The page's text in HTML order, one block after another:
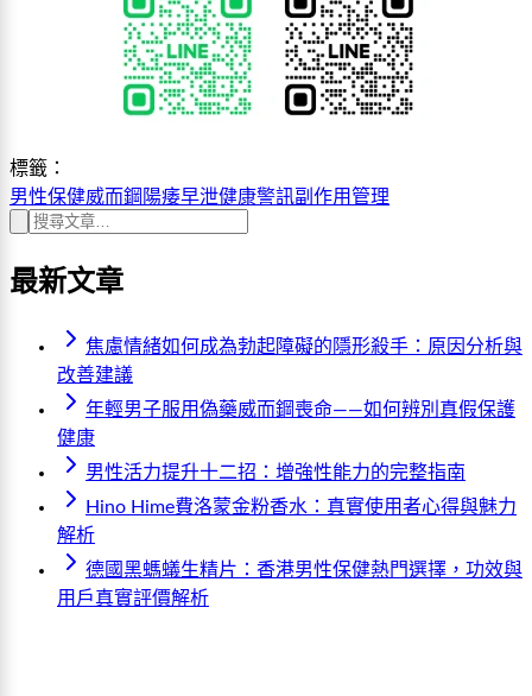
標籤：
男性保健威而鋼 陽痿早泄健康警訊副作用管理
最新文章
焦慮情緒如何成為勃起障礙的隱形殺手：原因分析與
改善建議
年輕男子服用偽藥威而鋼喪命——如何辨別真假保護
健康
男性活力提升十二招：增強性能力的完整指南
Hino Hime費洛蒙金粉香水：真實使用者心得與魅力
解析
德國黑螞蟻生精片：香港男性保健熱門選擇，功效與
用戶真實評價解析